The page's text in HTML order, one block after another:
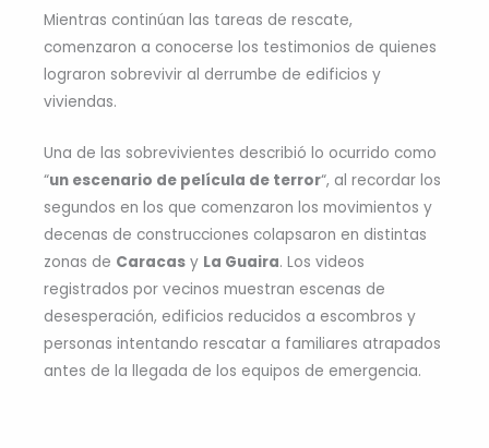
Mientras continúan las tareas de rescate,
comenzaron a conocerse los testimonios de quienes
lograron sobrevivir al derrumbe de edificios y
viviendas.
Una de las sobrevivientes describió lo ocurrido como
“un escenario de película de terror“, al recordar los
segundos en los que comenzaron los movimientos y
decenas de construcciones colapsaron en distintas
zonas de Caracas y La Guaira. Los videos
registrados por vecinos muestran escenas de
desesperación, edificios reducidos a escombros y
personas intentando rescatar a familiares atrapados
antes de la llegada de los equipos de emergencia.